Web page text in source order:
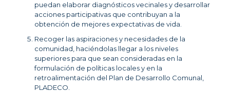
puedan elaborar diagnósticos vecinales y desarrollar
acciones participativas que contribuyan a la
obtención de mejores expectativas de vida.
Recoger las aspiraciones y necesidades de la
comunidad, haciéndolas llegar a los niveles
superiores para que sean consideradas en la
formulación de políticas locales y en la
retroalimentación del Plan de Desarrollo Comunal,
PLADECO.